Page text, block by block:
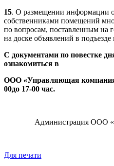
15. О размещении информации
собственниками помещений
по вопросам, поставленным на
на доске объявлений в подъезде
С документами по повестке
ознакомиться в
ООО «Управляющая
00до 17-00 час.
Администрация ООО
Для печати